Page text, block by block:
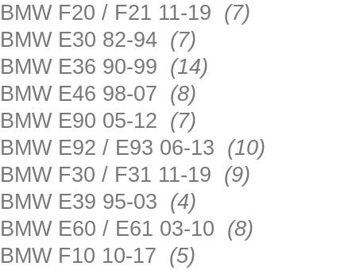
BMW F20 / F21 11-19 (7)
BMW E30 82-94 (7)
BMW E36 90-99 (14)
BMW E46 98-07 (8)
BMW E90 05-12 (7)
BMW E92 / E93 06-13 (10)
BMW F30 / F31 11-19 (9)
BMW E39 95-03 (4)
BMW E60 / E61 03-10 (8)
BMW F10 10-17 (5)